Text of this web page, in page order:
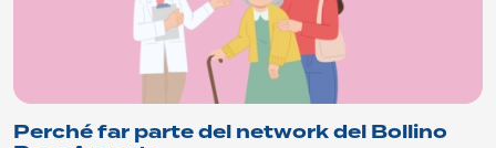
Perché far parte del network del Bollino